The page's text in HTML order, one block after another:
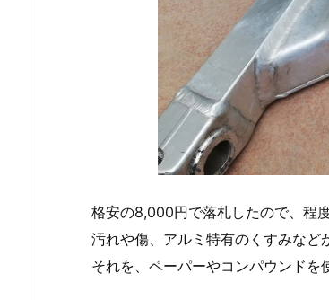
格安の8,000円で落札したので、程
汚れや傷、アルミ特有のくすみなど
それを、ペーパーやコンパウンドを